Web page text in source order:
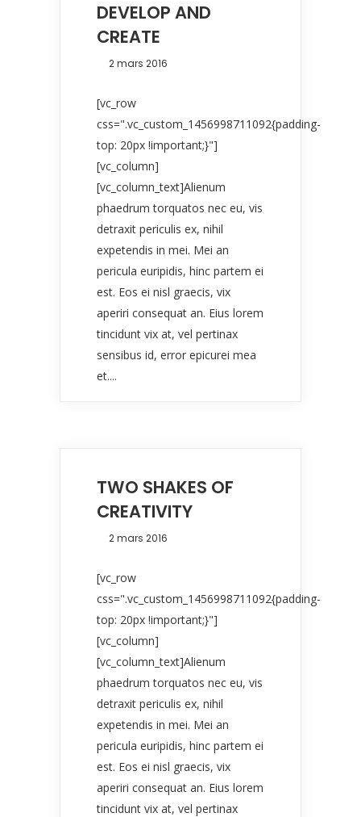
DEVELOP AND
CREATE
2 mars 2016
[vc_row
css=".vc_custom_1456998711092{padding-
top: 20px !important;}"]
[vc_column]
[vc_column_text]Alienum
phaedrum torquatos nec eu, vis
detraxit periculis ex, nihil
expetendis in mei. Mei an
pericula euripidis, hinc partem ei
est. Eos ei nisl graecis, vix
aperiri consequat an. Eius lorem
tincidunt vix at, vel pertinax
sensibus id, error epicurei mea
et....
TWO SHAKES OF
CREATIVITY
2 mars 2016
[vc_row
css=".vc_custom_1456998711092{padding-
top: 20px !important;}"]
[vc_column]
[vc_column_text]Alienum
phaedrum torquatos nec eu, vis
detraxit periculis ex, nihil
expetendis in mei. Mei an
pericula euripidis, hinc partem ei
est. Eos ei nisl graecis, vix
aperiri consequat an. Eius lorem
tincidunt vix at, vel pertinax